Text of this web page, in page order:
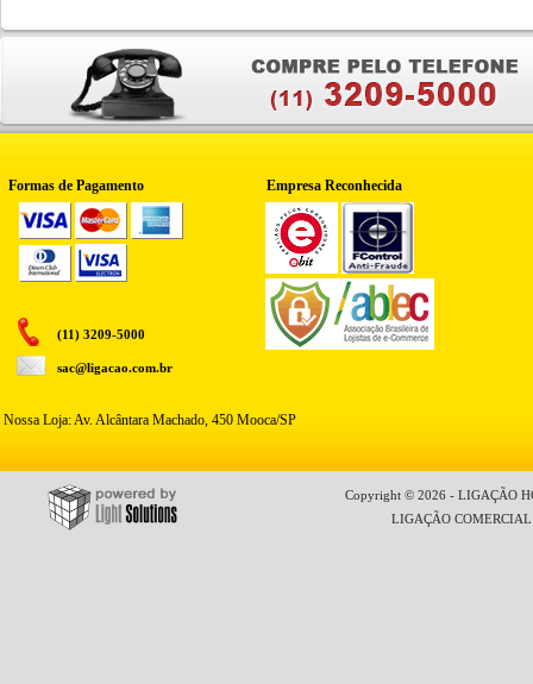
Formas de Pagamento Empresa Reconhecida
(11) 3209-5000
sac@ligacao.com.br
Nossa Loja: Av. Alcântara Machado, 450 Mooca/SP
Copyright © 2026 - LIGAÇÃO
LIGAÇÃO